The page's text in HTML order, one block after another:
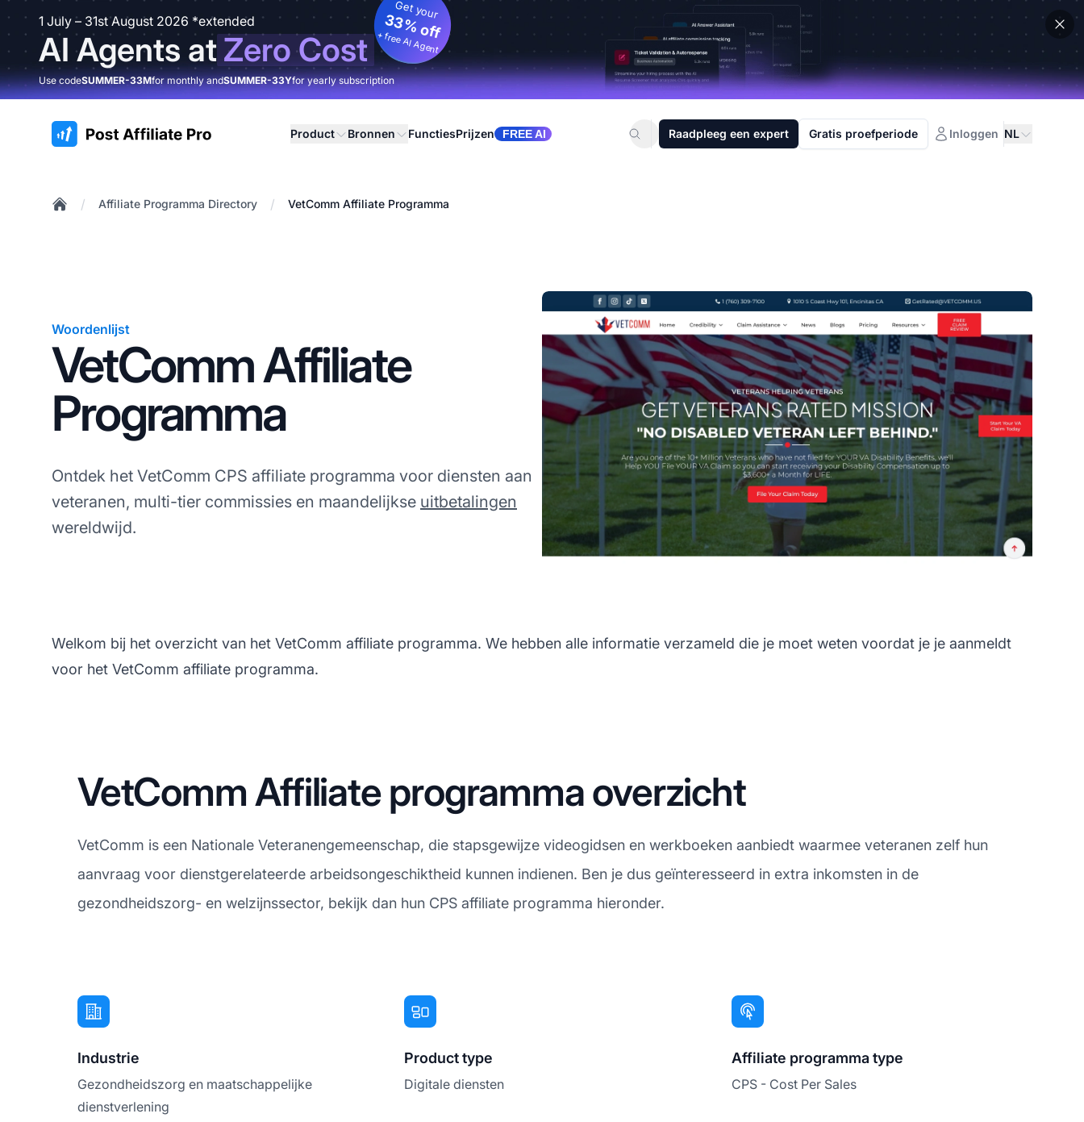
1 July – 31st August 2026 *extended
AI Agents atZero Cost
Get your
33% off
+ free AI Agent
Use codeSUMMER-33Mfor monthly andSUMMER-33Yfor yearly subscription
:site.title Product Bronnen FunctiesPrijzen FREE AI Raadpleeg een expert Gratis proefperiode Inloggen NL
/ Affiliate Programma Directory / VetComm Affiliate Programma
Woordenlijst
VetComm Affiliate
Programma
Ontdek het VetComm CPS affiliate programma voor diensten aan
veteranen, multi-tier commissies en maandelijkse uitbetalingen
wereldwijd.
Welkom bij het overzicht van het VetComm affiliate programma. We hebben alle informatie verzameld die je moet weten voordat je je aanmeldt
voor het VetComm affiliate programma.
VetComm Affiliate programma overzicht
VetComm is een Nationale Veteranengemeenschap, die stapsgewijze videogidsen en werkboeken aanbiedt waarmee veteranen zelf hun
aanvraag voor dienstgerelateerde arbeidsongeschiktheid kunnen indienen. Ben je dus geïnteresseerd in extra inkomsten in de
gezondheidszorg- en welzijnssector, bekijk dan hun CPS affiliate programma hieronder.
Industrie
Gezondheidszorg en maatschappelijke
dienstverlening
Product type
Digitale diensten
Affiliate programma type
CPS - Cost Per Sales